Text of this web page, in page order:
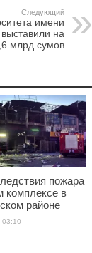
Следующий
имени
на
млрд сумов
пожара
комплексе в
районе
03:10